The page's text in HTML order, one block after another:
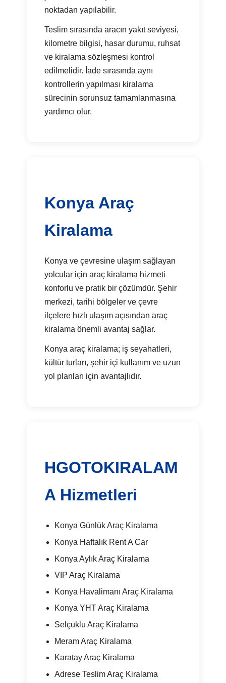
noktadan yapılabilir.
Teslim sırasında aracın yakıt seviyesi,
kilometre bilgisi, hasar durumu, ruhsat
ve kiralama sözleşmesi kontrol
edilmelidir. İade sırasında aynı
kontrollerin yapılması kiralama
sürecinin sorunsuz tamamlanmasına
yardımcı olur.
Konya Araç
Kiralama
Konya ve çevresine ulaşım sağlayan
yolcular için araç kiralama hizmeti
konforlu ve pratik bir çözümdür. Şehir
merkezi, tarihi bölgeler ve çevre
ilçelere hızlı ulaşım açısından araç
kiralama önemli avantaj sağlar.
Konya araç kiralama; iş seyahatleri,
kültür turları, şehir içi kullanım ve uzun
yol planları için avantajlıdır.
HGOTOKIRALAM
A Hizmetleri
Konya Günlük Araç Kiralama
Konya Haftalık Rent A Car
Konya Aylık Araç Kiralama
VIP Araç Kiralama
Konya Havalimanı Araç Kiralama
Konya YHT Araç Kiralama
Selçuklu Araç Kiralama
Meram Araç Kiralama
Karatay Araç Kiralama
Adrese Teslim Araç Kiralama